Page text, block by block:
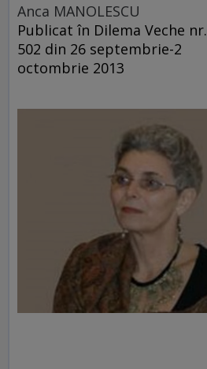
Anca MANOLESCU
Publicat în Dilema Veche nr.
502 din 26 septembrie-2
octombrie 2013